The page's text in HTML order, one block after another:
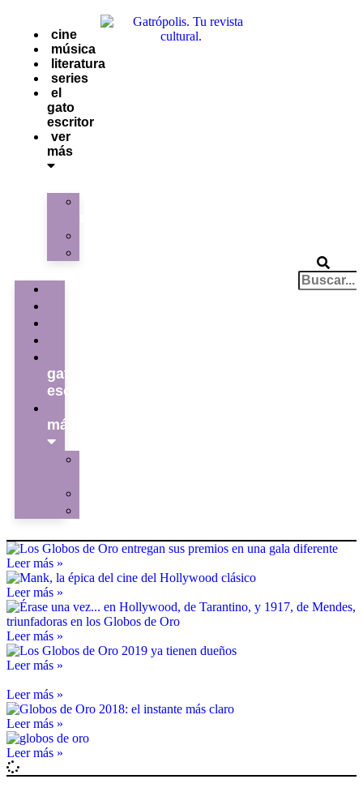
cine
música
literatura
series
el
gato
escritor
ver
más
gato
escritor
más
Leer más »
Leer más »
Leer más »
Leer más »
Leer más »
Leer más »
Leer más »